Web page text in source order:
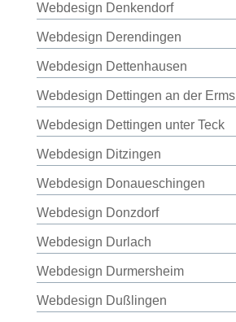
Webdesign Denkendorf
Webdesign Derendingen
Webdesign Dettenhausen
Webdesign Dettingen an der Erms
Webdesign Dettingen unter Teck
Webdesign Ditzingen
Webdesign Donaueschingen
Webdesign Donzdorf
Webdesign Durlach
Webdesign Durmersheim
Webdesign Dußlingen